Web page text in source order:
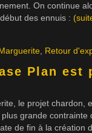
On continue
des ennuis :
Retour
Plan est
le projet chardon,
grande contrainte
de fin à la création